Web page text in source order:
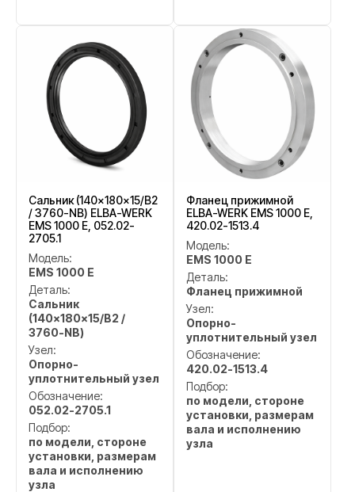
Сальник (140×180×15/B2
/ 3760-NB) ELBA-WERK
EMS 1000 E, 052.02-
2705.1
Модель:
EMS 1000 E
Деталь:
Сальник
(140×180×15/B2 /
3760-NB)
Узел:
Опорно-
уплотнительный узел
Обозначение:
052.02-2705.1
Подбор:
по модели, стороне
установки, размерам
вала и исполнению
узла
Фланец прижимной
ELBA-WERK EMS 1000 E,
420.02-1513.4
Модель:
EMS 1000 E
Деталь:
Фланец прижимной
Узел:
Опорно-
уплотнительный узел
Обозначение:
420.02-1513.4
Подбор:
по модели, стороне
установки, размерам
вала и исполнению
узла